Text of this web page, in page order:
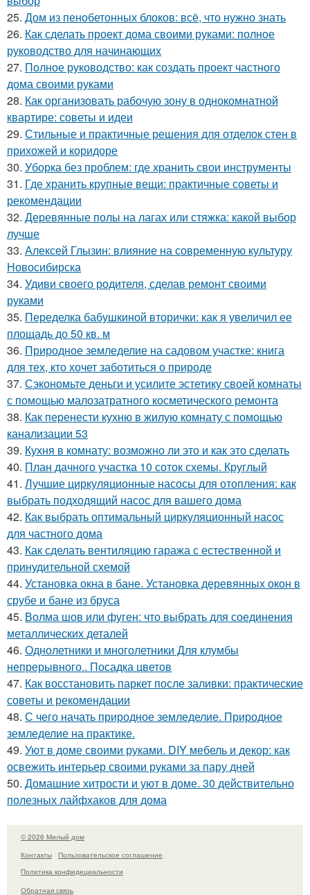
25. Дом из пенобетонных блоков: всё, что нужно знать
26. Как сделать проект дома своими руками: полное
руководство для начинающих
27. Полное руководство: как создать проект частного
дома своими руками
28. Как организовать рабочую зону в однокомнатной
квартире: советы и идеи
29. Стильные и практичные решения для отделок стен в
прихожей и коридоре
30. Уборка без проблем: где хранить свои инструменты
31. Где хранить крупные вещи: практичные советы и
рекомендации
32. Деревянные полы на лагах или стяжка: какой выбор
лучше
33. Алексей Глызин: влияние на современную культуру
Новосибирска
34. Удиви своего родителя, сделав ремонт своими
руками
35. Переделка бабушкиной вторички: как я увеличил ее
площадь до 50 кв. м
36. Природное земледелие на садовом участке: книга
для тех, кто хочет заботиться о природе
37. Сэкономьте деньги и усилите эстетику своей комнаты
с помощью малозатратного косметического ремонта
38. Как перенести кухню в жилую комнату с помощью
канализации 53
39. Кухня в комнату: возможно ли это и как это сделать
40. План дачного участка 10 соток схемы. Круглый
41. Лучшие циркуляционные насосы для отопления: как
выбрать подходящий насос для вашего дома
42. Как выбрать оптимальный циркуляционный насос
для частного дома
43. Как сделать вентиляцию гаража с естественной и
принудительной схемой
44. Установка окна в бане. Установка деревянных окон в
срубе и бане из бруса
45. Волма шов или фуген: что выбрать для соединения
металлических деталей
46. Однолетники и многолетники Для клумбы
непрерывного.. Посадка цветов
47. Как восстановить паркет после заливки: практические
советы и рекомендации
48. С чего начать природное земледелие. Природное
земледелие на практике.
49. Уют в доме своими руками. DIY мебель и декор: как
освежить интерьер своими руками за пару дней
50. Домашние хитрости и уют в доме. 30 действительно
полезных лайфхаков для дома
© 2026 Милый дом
Контакты
Пользовательское соглашение
Политика конфидециальности
Обратная связь